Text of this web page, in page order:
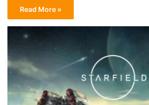
Read More »